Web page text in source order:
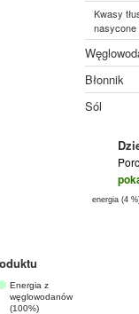
Kwasy
nasycone
Błonnik
Sól
energia (4
Energia z
węglowodanów
(100%)